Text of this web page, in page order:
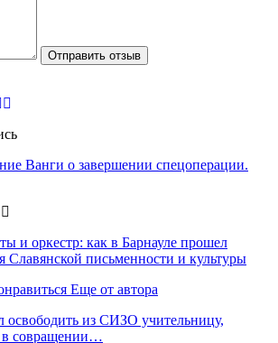
Отправить отзыв
Ванги о завершении спецоперации.
и оркестр: как в Барнауле прошел
Славянской письменности и культуры
Еще от автора
освободить из СИЗО учительницу,
в совращении…